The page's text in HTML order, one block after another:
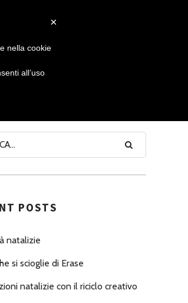
NONNO PASTICCIERE
POSTS
natalizie
si scioglie di Erase
natalizie con il riciclo creativo
×
nella cookie
all’uso